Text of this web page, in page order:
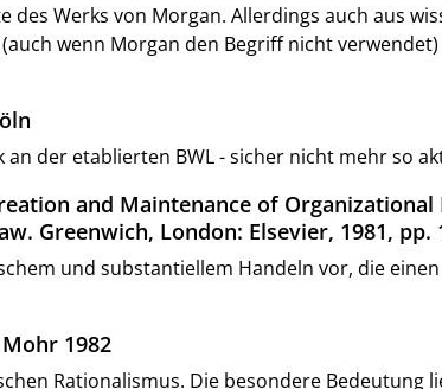
Werks von Morgan. Allerdings auch aus
wenn Morgan den Begriff nicht
der etablierten BWL - sicher nicht mehr so
and Maintenance of
Greenwich, London: Elsevier, 1981, pp.
und substantiellem Handeln vor, die
1982
Rationalismus. Die besondere Bedeutung